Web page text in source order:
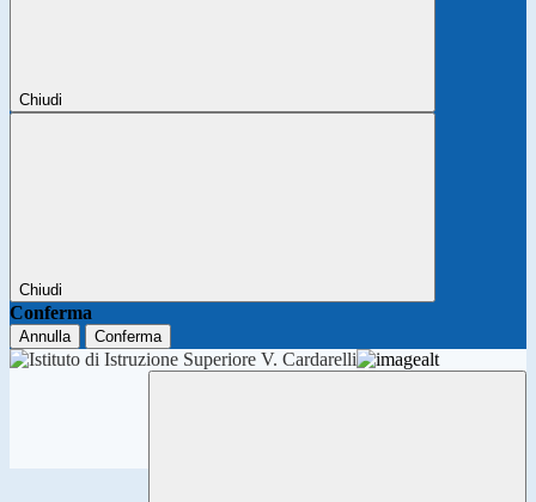
Chiudi
Chiudi
Conferma
Annulla Conferma